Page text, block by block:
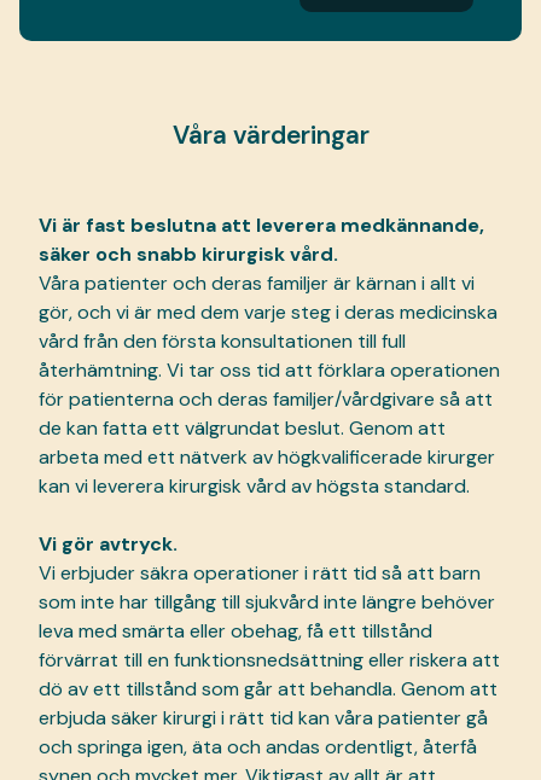
Våra värderingar
Vi är fast beslutna att leverera medkännande,
säker och snabb kirurgisk vård.
Våra patienter och deras familjer är kärnan i allt vi
gör, och vi är med dem varje steg i deras medicinska
vård från den första konsultationen till full
återhämtning. Vi tar oss tid att förklara operationen
för patienterna och deras familjer/vårdgivare så att
de kan fatta ett välgrundat beslut. Genom att
arbeta med ett nätverk av högkvalificerade kirurger
kan vi leverera kirurgisk vård av högsta standard.
Vi gör avtryck.
Vi erbjuder säkra operationer i rätt tid så att barn
som inte har tillgång till sjukvård inte längre behöver
leva med smärta eller obehag, få ett tillstånd
förvärrat till en funktionsnedsättning eller riskera att
dö av ett tillstånd som går att behandla. Genom att
erbjuda säker kirurgi i rätt tid kan våra patienter gå
och springa igen, äta och andas ordentligt, återfå